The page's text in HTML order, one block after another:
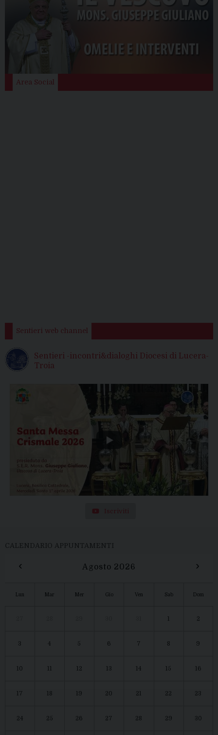
Area Social
Sentieri web channel
Sentieri -incontri&dialoghi Diocesi di Lucera-
Troia
Iscriviti
CALENDARIO APPUNTAMENTI
‹ Agosto 2026 ›
Lun Mar Mer Gio Ven Sab Dom
2
3 4 5 6 7 8 9
10 12 13 14 15 16
17 18 19 20 21 22 23
24 25 26 27 28 29 30